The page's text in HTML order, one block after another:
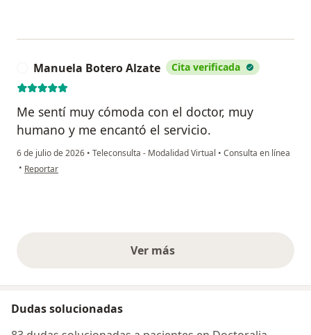
Manuela Botero Alzate Cita verificada
Me sentí muy cómoda con el doctor, muy
humano y me encantó el servicio.
6 de julio de 2026 • Teleconsulta - Modalidad Virtual • Consulta en línea
• en opinión del usuario Manuela Botero Alzate
Reportar
Ver másopiniones anteriores
Dudas solucionadas